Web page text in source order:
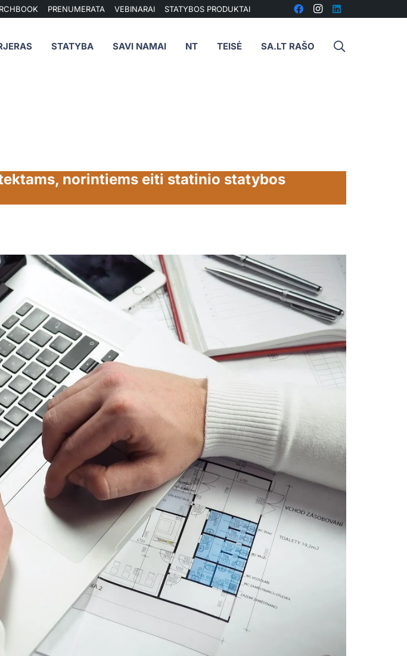
PRENUMERATA VEBINARAI STATYBOS PRODUKTAI
STATYBA SAVI NAMAI NT TEISĖ SA.LT RAŠO
norintiems eiti statinio statybos